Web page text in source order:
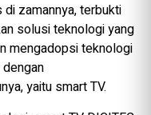
di zamannya, terbukti
solusi teknologi yang
mengadopsi teknologi
yaitu smart TV.